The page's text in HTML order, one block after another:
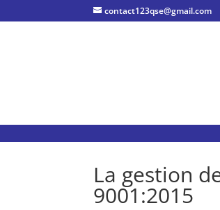
contact123qse@gmail.com
La gestion
9001:2015